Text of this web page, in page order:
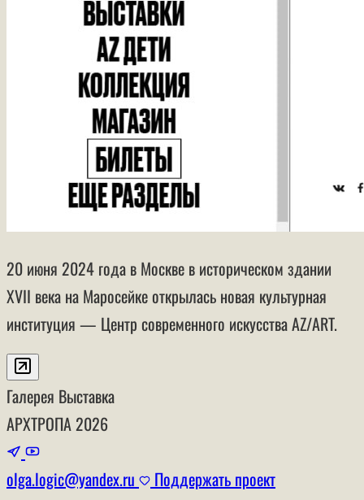
20 июня 2024 года в Москве в историческом здании
XVII века на Маросейке открылась новая культурная
институция — Центр современного искусства AZ/ART.
Галерея Выставка
АРХТРОПА 2026
olga.logic@yandex.ru Поддержать проект